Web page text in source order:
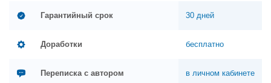
Гарантийный срок 30 дней
Доработки бесплатно
Переписка с автором в личном кабинете